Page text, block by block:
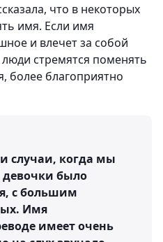
что в некоторых
имя. Если имя
и влечет за собой
стремятся поменять
более благоприятно
случаи, когда мы
было
с большим
Имя
имеет очень